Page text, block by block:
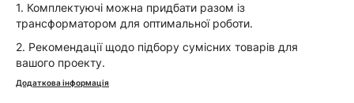
1. Комплектуючі можна придбати разом із
трансформатором для оптимальної роботи.
2. Рекомендації щодо підбору сумісних товарів для
вашого проекту.
Додаткова інформація